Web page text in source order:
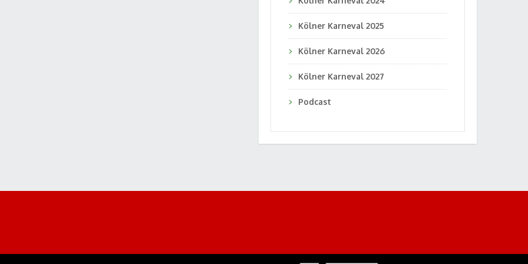
Kölner Karneval 2025
Kölner Karneval 2026
Kölner Karneval 2027
Podcast